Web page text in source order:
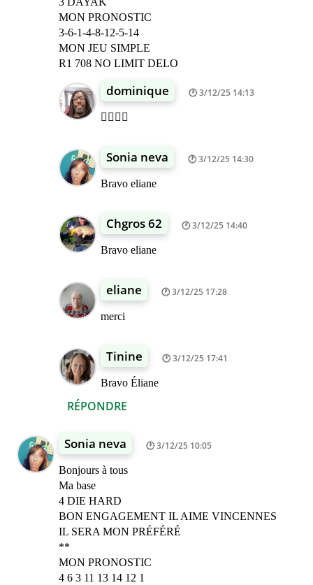
MON PRONOSTIC
3-6-1-4-8-12-5-14
MON JEU SIMPLE
R1 708 NO LIMIT DELO
RÉPONDRE
dominique 3/12/25 14:13
👍🏾👍🏾
Sonia neva 3/12/25 14:30
Bravo eliane
Chgros 62 3/12/25 14:40
Bravo eliane
eliane 3/12/25 17:28
merci
Tinine 3/12/25 17:41
Bravo Éliane
Sonia neva 3/12/25 10:05
Bonjours à tous
Ma base
4 DIE HARD
BON ENGAGEMENT IL AIME VINCENNES
IL SERA MON PRÉFÉRÉ
**
MON PRONOSTIC
4 6 3 11 13 14 12 1